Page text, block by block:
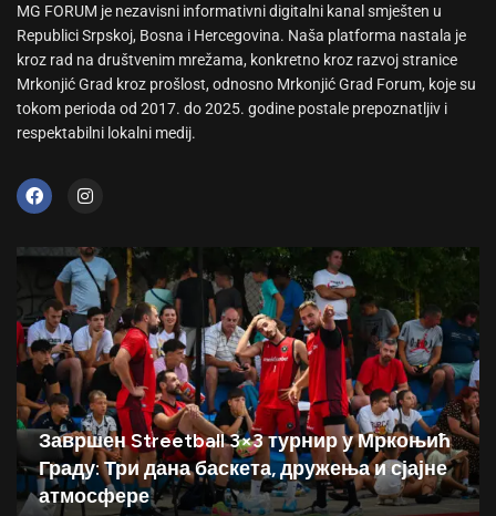
MG FORUM je nezavisni informativni digitalni kanal smješten u
Republici Srpskoj, Bosna i Hercegovina. Naša platforma nastala je
kroz rad na društvenim mrežama, konkretno kroz razvoj stranice
Mrkonjić Grad kroz prošlost, odnosno Mrkonjić Grad Forum, koje su
tokom perioda od 2017. do 2025. godine postale prepoznatljiv i
respektabilni lokalni medij.
Завршен Streetball 3×3 турнир у Мркоњић
Граду: Три дана баскета, дружења и сјајне
атмосфере